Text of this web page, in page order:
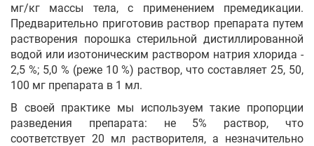
мг/кг массы тела, с применением премедикации.
Предварительно приготовив раствор препарата путем
растворения порошка стерильной дистиллированной
водой или изотоническим раствором натрия хлорида -
2,5 %; 5,0 % (реже 10 %) раствор, что составляет 25, 50,
100 мг препарата в 1 мл.
В своей практике мы используем такие пропорции
разведения препарата: не 5% раствор, что
соответствует 20 мл растворителя, а незначительно